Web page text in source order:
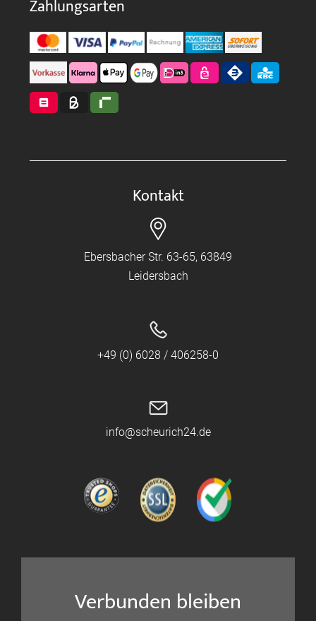
Zahlungsarten
Kontakt
Ebersbacher Str. 63-65, 63849
Leidersbach
+49 (0) 6028 / 406258-0
info@scheurich24.de
Verbunden bleiben